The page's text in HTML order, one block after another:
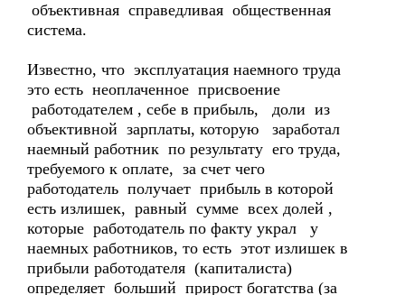
объективная справедливая общественная
система.
Известно, что эксплуатация наемного труда
это есть неоплаченное присвоение
работодателем , себе в прибыль, доли из
объективной зарплаты, которую заработал
наемный работник по результату его труда,
требуемого к оплате, за счет чего
работодатель получает прибыль в которой
есть излишек, равный сумме всех долей ,
которые работодатель по факту украл у
наемных работников, то есть этот излишек в
прибыли работодателя (капиталиста)
определяет больший прирост богатства (за